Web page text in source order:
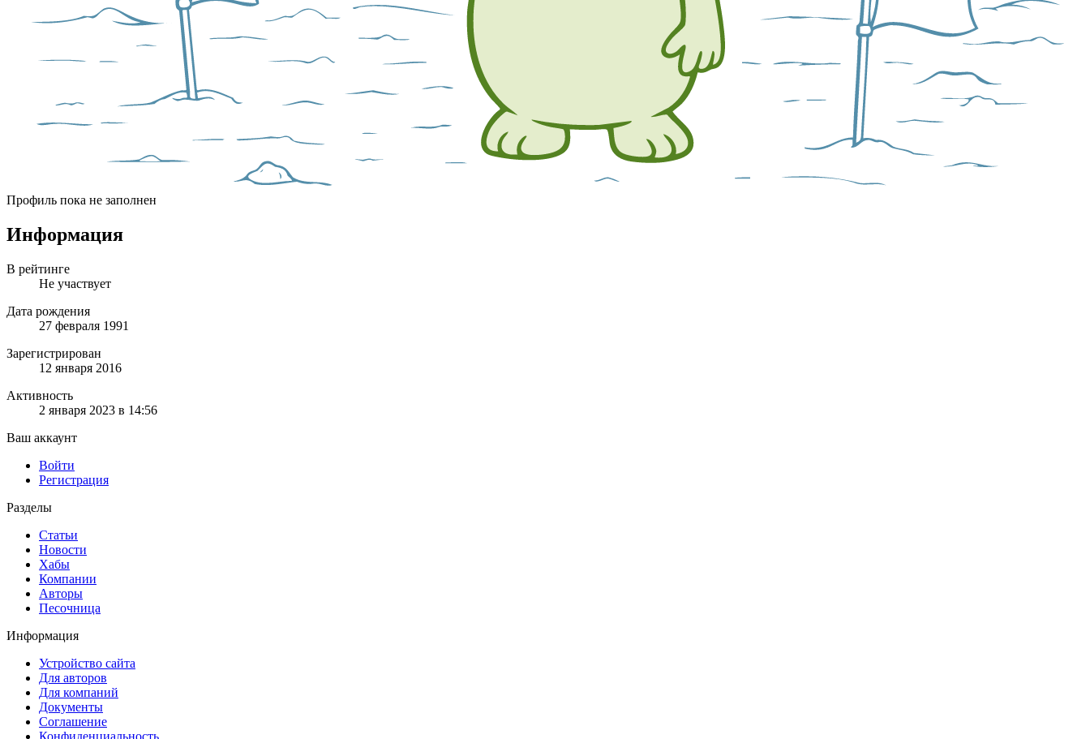
Профиль пока не заполнен
Информация
В рейтинге
Не участвует
Дата рождения
27 февраля 1991
Зарегистрирован
12 января 2016
Активность
2 января 2023 в 14:56
Ваш аккаунт
Войти
Регистрация
Разделы
Статьи
Новости
Хабы
Компании
Авторы
Песочница
Информация
Устройство сайта
Для авторов
Для компаний
Документы
Соглашение
Конфиденциальность